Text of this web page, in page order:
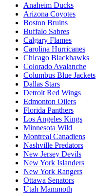
Anaheim Ducks
Arizona Coyotes
Boston Bruins
Buffalo Sabres
Calgary Flames
Carolina Hurricanes
Chicago Blackhawks
Colorado Avalanche
Columbus Blue Jackets
Dallas Stars
Detroit Red Wings
Edmonton Oilers
Florida Panthers
Los Angeles Kings
Minnesota Wild
Montreal Canadiens
Nashville Predators
New Jersey Devils
New York Islanders
New York Rangers
Ottawa Senators
Utah Mammoth